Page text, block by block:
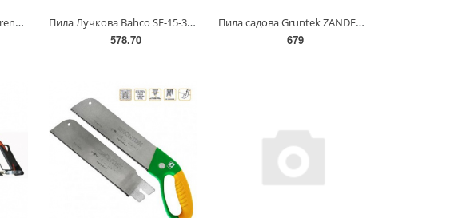
Пила садова Gruntek Murena 300 мм з дерев'яною ручкою 2 леза(295501302)
Пила Лучкова Bahсo SE-15-30-23(SE-15-30-23)
578.70
Пила садова Gruntek ZANDER 180 мм 295501181
679